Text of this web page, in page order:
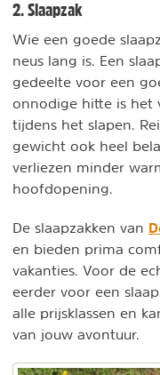
2. Slaapzak
Wie een goede
neus lang is. Een
gedeelte voor een
onnodige hitte is het
tijdens het slapen.
gewicht ook heel
verliezen minder
hoofdopening.
De slaapzakken van
en bieden prima
vakanties. Voor de
eerder voor een
alle prijsklassen en
van jouw avontuur.